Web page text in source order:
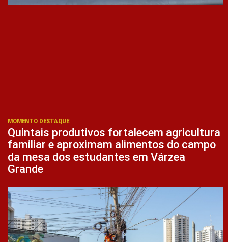
MOMENTO DESTAQUE
Quintais produtivos fortalecem agricultura
familiar e aproximam alimentos do campo
da mesa dos estudantes em Várzea
Grande